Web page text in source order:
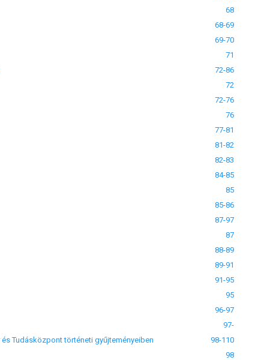
68
68-69
69-70
71
72-86
72
72-76
76
77-81
81-82
82-83
84-85
85
85-86
87-97
87
88-89
89-91
91-95
95
96-97
97-
Tudásközpont történeti gyűjteményeiben
98-110
98